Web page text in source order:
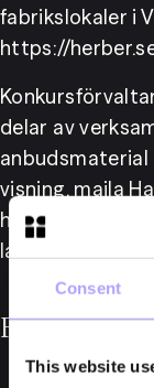
Consent
This website
fabrikslokaler i
https://
delar av
visning, maila
För mer